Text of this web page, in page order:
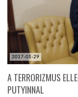
2017-01-29
A TERRORIZMUS
PUTYINNAL